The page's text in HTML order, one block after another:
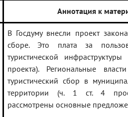
Аннотация к
В Госдуму внесли проект
сборе. Это плата за
туристической
проекта). Региональные
туристический сбор в
территории (ч. 1 ст. 4
рассмотрены основные